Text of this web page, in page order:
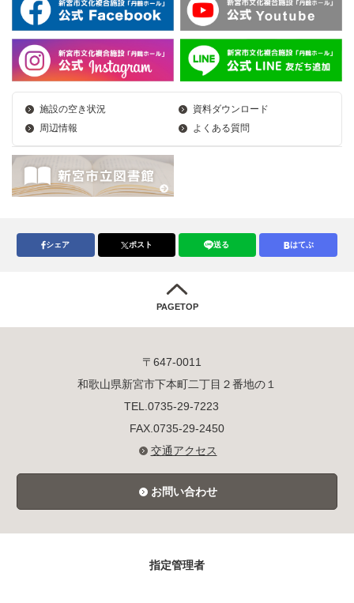
施設の空き状況
資料ダウンロード
周辺情報
よくある質問
シェア ポスト 送る はてぶ
PAGETOP
〒647-0011
和歌山県新宮市下本町二丁目２番地の１
TEL.0735-29-7223
FAX.0735-29-2450
交通アクセス
お問い合わせ
指定管理者